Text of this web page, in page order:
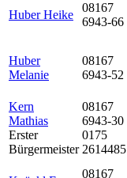
Huber Heike
08167
6943-66
Huber
Melanie
08167
6943-52
Kern
Mathias
Erster
Bürgermeister
08167
6943-30
0175
2614485
08167